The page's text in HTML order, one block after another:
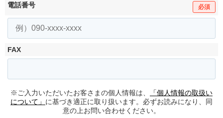
電話番号 必須
FAX
※ご入力いただいたお客さまの個人情報は、
「個人情報の取扱い
について」 に基づき適正に取り扱います。必ずお読みになり、同
意の上お問い合わせください。